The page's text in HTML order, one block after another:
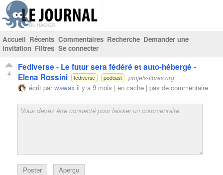
Accueil Récents Commentaires Recherche Demander une
invitation Filtres Se connecter
4
Fediverse - Le futur sera fédéré et auto-hébergé -
Elena Rossini
fediverse podcast projets-libres.org
écrit parwawax il y a 9 mois | en cache | pas de commentaire
Poster Aperçu